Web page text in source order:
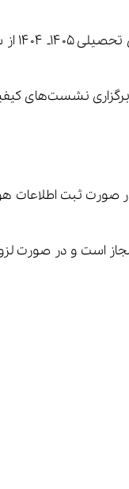
سوی فرمانداری‌ها مجاز است و ثبت‌نام اتباع فاقد
سال تحصیلی مجاز است و در